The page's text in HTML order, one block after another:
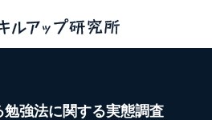
強法に関する実態調査